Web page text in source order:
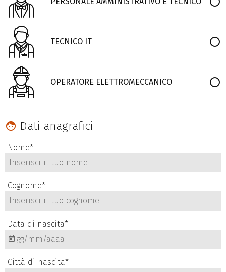
TECNICO IT
OPERATORE ELETTROMECCANICO
Personale
amministrativo
e tecnico
Operatore
elettromeccanico
Dati anagrafici
Nome*
Cognome*
Data di nascita*
Città di nascita*